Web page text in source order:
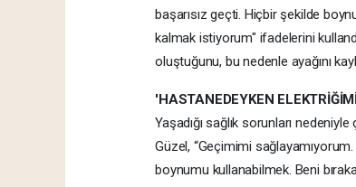
başarısız geçti. Hiçbir şekilde
kalmak istiyorum" ifadelerini
oluştuğunu, bu nedenle ayağını
'HASTANEDEYKEN
Yaşadığı sağlık sorunları nedeniyle
Güzel, “Geçimimi
boynumu kullanabilmek. Beni